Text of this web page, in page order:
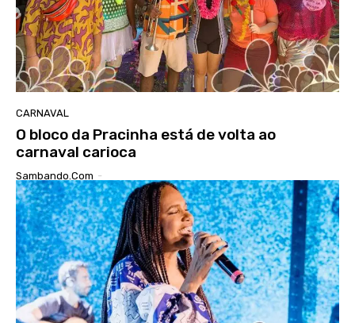
CARNAVAL
O bloco da Pracinha está de volta ao
carnaval carioca
Sambando.com -